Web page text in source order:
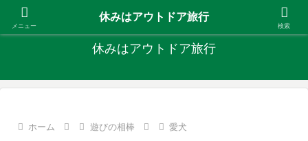
キャンプ、釣り、旅行など外遊びを楽しんでます
休みはアウトドア旅行
ホーム 遊びの相棒 愛犬
メニュー
休みはアウトドア旅行
検索